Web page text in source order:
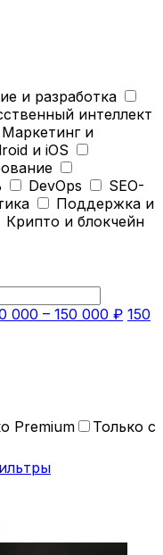
и разработка
интеллект
Маркетинг и
и iOS
DevOps
SEO-
Поддержка и
Крипто и блокчейн
000 – 150 000 ₽ 150
Premium
Только с